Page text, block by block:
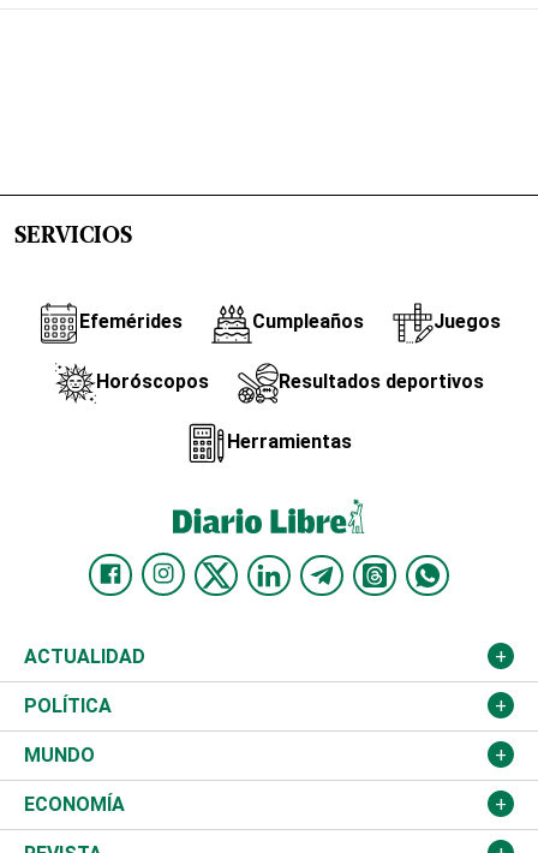
SERVICIOS
Efemérides Cumpleaños Juegos
Horóscopos Resultados deportivos
Herramientas
ACTUALIDAD
Nacional
Ciudad
Educación
POLÍTICA
Partidos
JCE
MUNDO
Estados Unidos
ECONOMÍA